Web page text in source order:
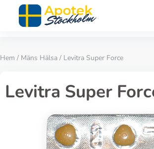
Hem / Mäns Hälsa / Levitra Super Force
Levitra Super